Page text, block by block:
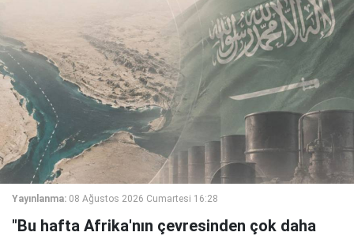
Yayınlanma: 08 Ağustos 2026 Cumartesi 16:28
"Bu hafta Afrika'nın çevresinden çok daha